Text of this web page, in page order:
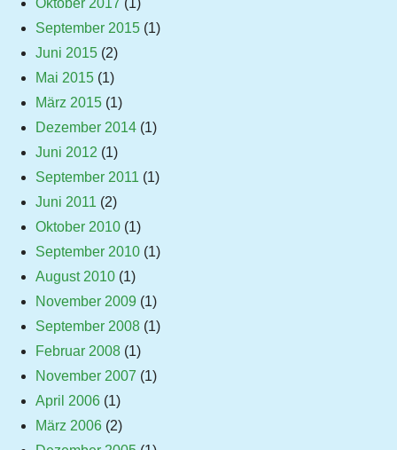
September 2015 (1)
Juni 2015 (2)
Mai 2015 (1)
März 2015 (1)
Dezember 2014 (1)
Juni 2012 (1)
September 2011 (1)
Juni 2011 (2)
Oktober 2010 (1)
September 2010 (1)
August 2010 (1)
November 2009 (1)
September 2008 (1)
Februar 2008 (1)
November 2007 (1)
April 2006 (1)
März 2006 (2)